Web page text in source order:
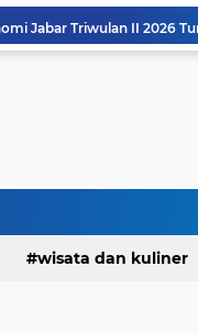
wisata dan kuliner